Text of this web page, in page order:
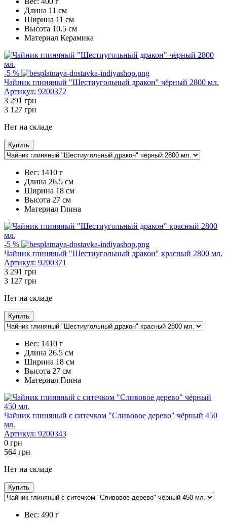
Длина 11 см
Ширина 11 см
Высота 10.5 см
Maтериал Керамика
-5 %
Чайник глиняный "Шестиугольный дракон" чёрный 2800 мл.
Артикул: 9200372
3 291 грн
3 127 грн
Нет на складе
Купить
Вес: 1410 г
Длина 26.5 см
Ширина 18 см
Высота 27 см
Maтериал Глина
-5 %
Чайник глиняный "Шестиугольный дракон" красный 2800 мл.
Артикул: 9200371
3 291 грн
3 127 грн
Нет на складе
Купить
Вес: 1410 г
Длина 26.5 см
Ширина 18 см
Высота 27 см
Maтериал Глина
Чайник глиняный с ситечком "Сливовое дерево" чёрный 450
мл.
Артикул: 9200343
0 грн
564 грн
Нет на складе
Купить
Вес: 490 г